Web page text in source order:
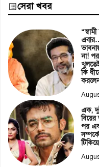
সেরা খবর
না!
কি
এক,
পর এক